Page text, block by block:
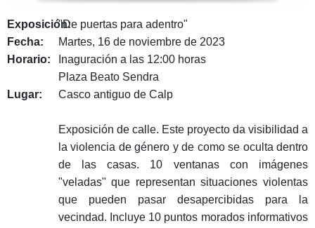
Exposición:"De puertas para adentro"
Fecha:
Martes, 16 de noviembre de 2023
Horario:
Inaguración a las 12:00 horas
Plaza Beato Sendra
Lugar:
Casco antiguo de Calp
Exposición de calle. Este proyecto da visibilidad a
la violencia de género y de como se oculta dentro
de las casas. 10 ventanas con imágenes
"veladas" que representan situaciones violentas
que pueden pasar desapercibidas para la
vecindad. Incluye 10 puntos morados informativos